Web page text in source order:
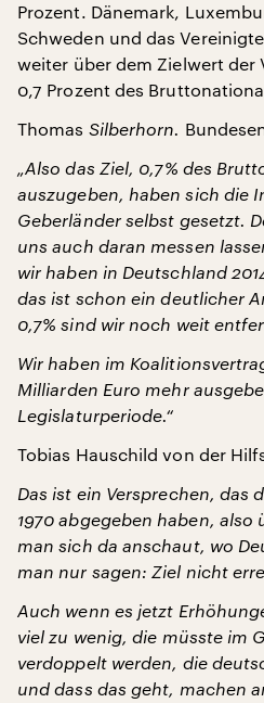
Prozent. Dänemark,
Schweden und das
weiter über dem Zielwert der
0,7 Prozent des
Thomas Silberhorn.
„Also das Ziel, 0,7% des
auszugeben, haben sich die
Geberländer selbst gesetzt.
uns auch daran messen
wir haben in Deutschland
das ist schon ein deutlicher
0,7% sind wir noch weit
Wir haben im
Milliarden Euro mehr
Legislaturperiode.“
Tobias Hauschild von der
Das ist ein Versprechen, das
1970 abgegeben haben, also
man sich da anschaut, wo
man nur sagen: Ziel nicht
Auch wenn es jetzt
viel zu wenig, die müsste im
verdoppelt werden, die
und dass das geht, machen